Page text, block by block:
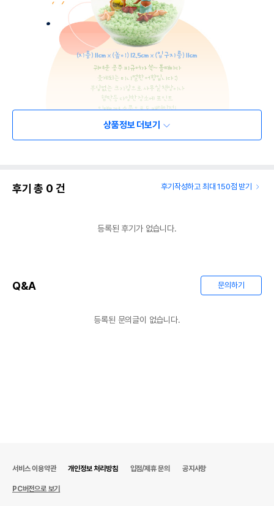
상품정보 더보기
후기 총 0 건 후기작성하고 최대 150점 받기
등록된 후기가 없습니다.
Q&A 문의하기
등록된 문의글이 없습니다.
서비스 이용약관 개인정보 처리방침 입점/제휴 문의 공지사항
PC버전으로 보기